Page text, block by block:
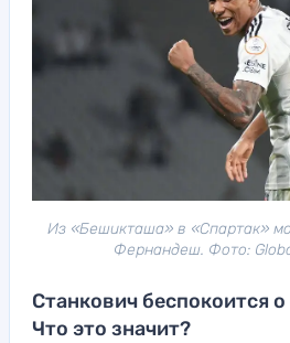
Из «Бешикташа» в «Спартак»
Фернандеш. Фото:
Станкович беспокоится
Что это значит?